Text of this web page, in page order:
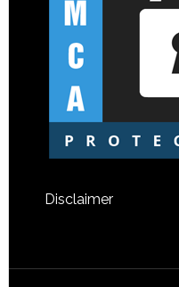
Disclaimer